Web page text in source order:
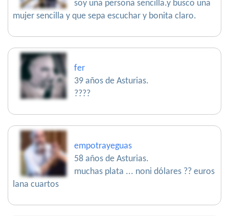
soy una persona sencilla.y busco una
mujer sencilla y que sepa escuchar y bonita claro.
fer
39 años de Asturias.
????
empotrayeguas
58 años de Asturias.
muchas plata ... noni dólares ?? euros
lana cuartos